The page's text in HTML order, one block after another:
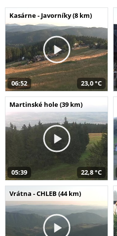
Kasárne - Javorníky (8 km)
06:52 23,0 °C
Martinské hole (39 km)
05:39 22,8 °C
Vrátna - CHLEB (44 km)